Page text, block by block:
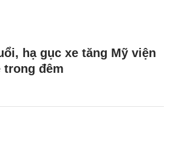
hạ gục xe tăng Mỹ viện
trong đêm